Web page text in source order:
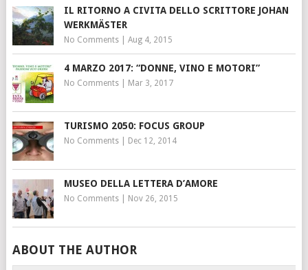
IL RITORNO A CIVITA DELLO SCRITTORE JOHAN
WERKMÄSTER
No Comments| Aug 4, 2015
4 MARZO 2017: “DONNE, VINO E MOTORI”
No Comments| Mar 3, 2017
TURISMO 2050: FOCUS GROUP
No Comments| Dec 12, 2014
MUSEO DELLA LETTERA D’AMORE
No Comments| Nov 26, 2015
ABOUT THE AUTHOR